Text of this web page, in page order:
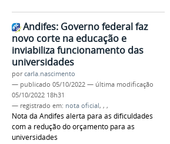
Andifes: Governo federal faz
novo corte na educação e
inviabiliza funcionamento das
universidades
porcarla.nascimento
— publicado 05/10/2022 — última modificação
05/10/2022 18h31
— registrado em: nota oficial, , ,
Nota da Andifes alerta para as dificuldades
com a redução do orçamento para as
universidades